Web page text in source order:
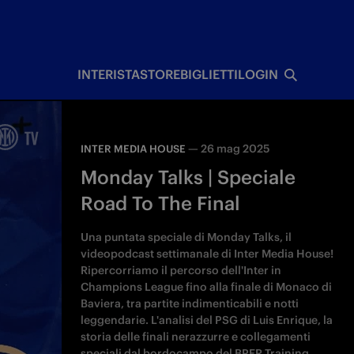
INTERISTASTOREBIGLIETTILOGIN
INTER MEDIA HOUSE —26 mag 2025
Monday Talks | Speciale
Road To The Final
Una puntata speciale di Monday Talks, il
videopodcast settimanale di Inter Media House!
Ripercorriamo il percorso dell'Inter in
Champions League fino alla finale di Monaco di
Baviera, tra partite indimenticabili e notti
leggendarie. L'analisi del PSG di Luis Enrique, la
storia delle finali nerazzurre e collegamenti